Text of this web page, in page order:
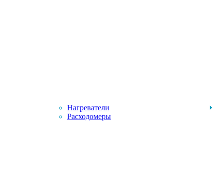
Нагреватели
Расходомеры